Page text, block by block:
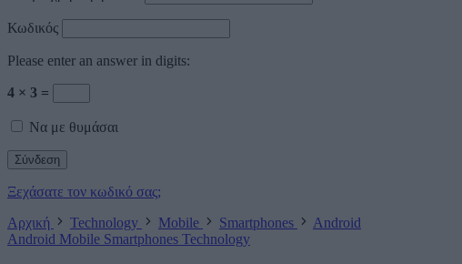
Κωδικός
Please enter an answer in digits:
4 × 3 =
Να με θυμάσαι
Ξεχάσατε τον κωδικό σας;
Αρχική
Technology Mobile Smartphones
Android
Android Mobile Smartphones Technology